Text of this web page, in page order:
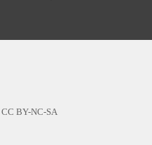
CC BY-NC-SA